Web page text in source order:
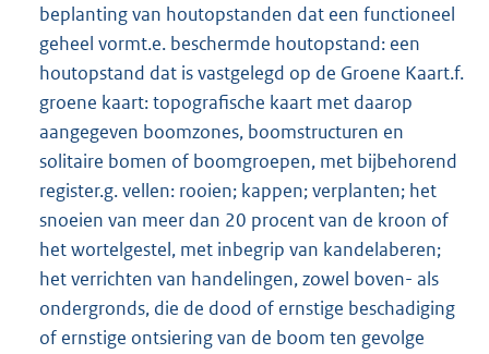
beplanting van houtopstanden dat een functioneel
geheel vormt.e. beschermde houtopstand: een
houtopstand dat is vastgelegd op de Groene Kaart.f.
groene kaart: topografische kaart met daarop
aangegeven boomzones, boomstructuren en
solitaire bomen of boomgroepen, met bijbehorend
register.g. vellen: rooien; kappen; verplanten; het
snoeien van meer dan 20 procent van de kroon of
het wortelgestel, met inbegrip van kandelaberen;
het verrichten van handelingen, zowel boven- als
ondergronds, die de dood of ernstige beschadiging
of ernstige ontsiering van de boom ten gevolge